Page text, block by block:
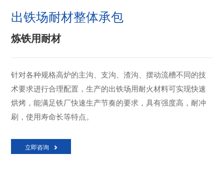
出铁场耐材整体承包
炼铁用耐材
针对各种规格高炉的主沟、支沟、渣沟、摆动流槽不同的技
术要求进行合理配置，生产的出铁场用耐火材料可实现快速
烘烤，能满足铁厂快速生产节奏的要求，具有强度高，耐冲
刷，使用寿命长等特点。
立即咨询